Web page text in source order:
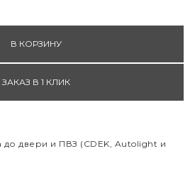
В КОРЗИНУ
ЗАКАЗ В 1 КЛИК
до двери и ПВЗ (CDEK, Autolight и